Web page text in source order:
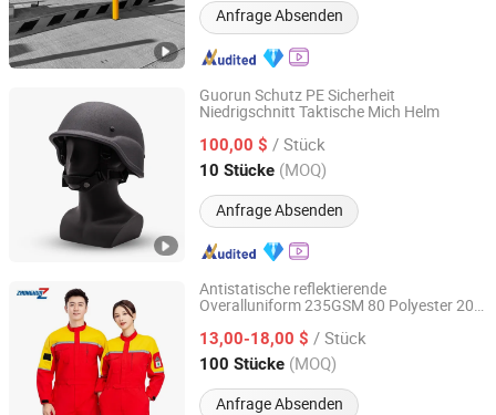
Anfrage Absenden
Guorun Schutz PE Sicherheit
Niedrigschnitt Taktische Mich Helm
100,00 $ / Stück
10 Stücke (MOQ)
Anfrage Absenden
Jingjiang Guorun Police Equipment Manufacturing Co.,
Jiangsu, China Seit 2014
Antistatische reflektierende
Overalluniform 235GSM 80 Polyester 20
Sicherheitskleidung
13,00-18,00 $ / Stück
100 Stücke (MOQ)
Anfrage Absenden
Handan Kaixin Clothing Products Co., Ltd.
Hebei, China Seit 2026